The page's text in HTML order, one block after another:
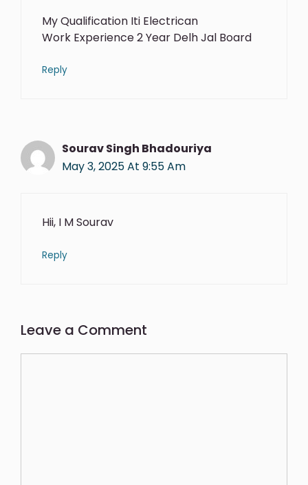
My Qualification Iti Electrican
Work Experience 2 Year Delh Jal Board
Reply
Sourav Singh Bhadouriya
May 3, 2025 At 9:55 Am
Hii, I M Sourav
Reply
Leave a Comment